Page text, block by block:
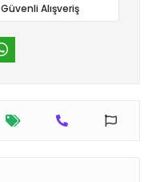
Güvenli Alışveriş